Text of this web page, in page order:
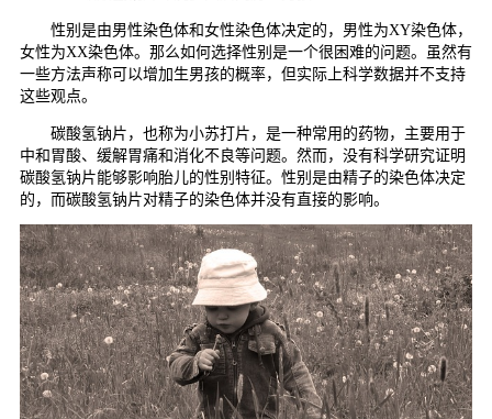
性别是由男性染色体和女性染色体决定的，男性为XY染色体，
女性为XX染色体。那么如何选择性别是一个很困难的问题。虽然有
一些方法声称可以增加生男孩的概率，但实际上科学数据并不支持
这些观点。
碳酸氢钠片，也称为小苏打片，是一种常用的药物，主要用于
中和胃酸、缓解胃痛和消化不良等问题。然而，没有科学研究证明
碳酸氢钠片能够影响胎儿的性别特征。性别是由精子的染色体决定
的，而碳酸氢钠片对精子的染色体并没有直接的影响。